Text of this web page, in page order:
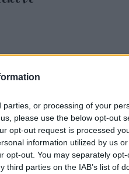
or processing of your
please use the below opt-out
opt-out request is processed
information utilized by us
opt-out. You may separately
parties on the IAB’s list of